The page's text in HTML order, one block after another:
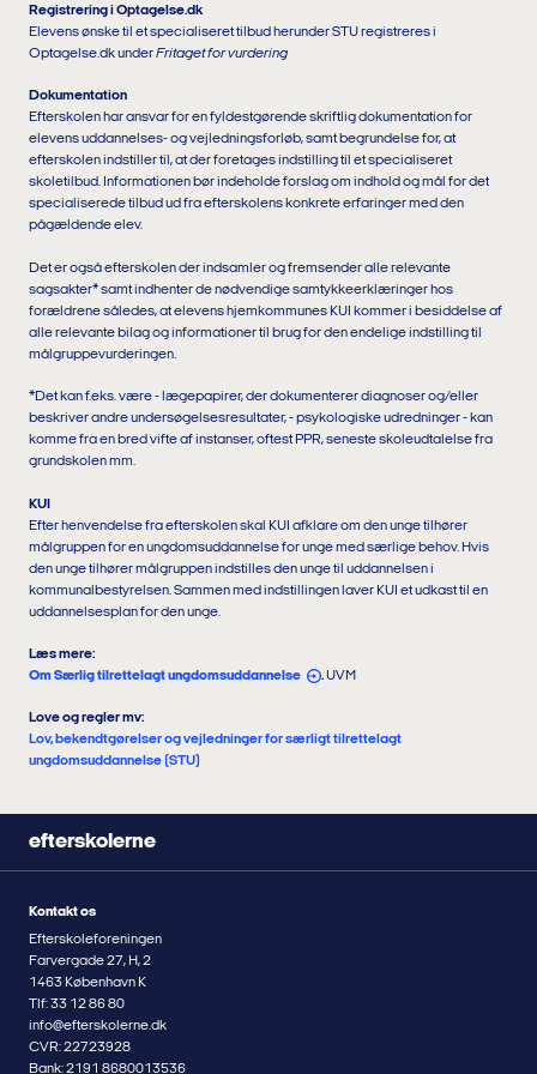
Registrering i Optagelse.dk
Elevens ønske til et specialiseret tilbud herunder STU registreres i
Optagelse.dk underFritaget for vurdering
Dokumentation
Efterskolen har ansvar for en fyldestgørende skriftlig dokumentation for
elevens uddannelses- og vejledningsforløb, samt begrundelse for, at
efterskolen indstiller til, at der foretages indstilling til et specialiseret
skoletilbud. Informationen bør indeholde forslag om indhold og mål for det
specialiserede tilbud ud fra efterskolens konkrete erfaringer med den
pågældende elev.
Det er også efterskolen der indsamler og fremsender alle relevante
sagsakter* samt indhenter de nødvendige samtykkeerklæringer hos
forældrene således, at elevens hjemkommunes KUI kommer i besiddelse af
alle relevante bilag og informationer til brug for den endelige indstilling til
målgruppevurderingen.
*Det kan f.eks. være - lægepapirer, der dokumenterer diagnoser og/eller
beskriver andre undersøgelsesresultater, - psykologiske udredninger - kan
komme fra en bred vifte af instanser, oftest PPR, seneste skoleudtalelse fra
grundskolen mm.
KUI
Efter henvendelse fra efterskolen skal KUI afklare om den unge tilhører
målgruppen for en ungdomsuddannelse for unge med særlige behov. Hvis
den unge tilhører målgruppen indstilles den unge til uddannelsen i
kommunalbestyrelsen. Sammen med indstillingen laver KUI et udkast til en
uddannelsesplan for den unge.
Læs mere:
Om Særlig tilrettelagt ungdomsuddannelse
.UVM
Love og regler mv:
Lov, bekendtgørelser og vejledninger for særligt tilrettelagt
ungdomsuddannelse (STU)
efterskolerne
Kontakt os
Efterskoleforeningen
Farvergade 27, H, 2
1463 København K
Tlf: 33 12 86 80
info@efterskolerne.dk
CVR: 22723928
Bank: 2191 8680013536